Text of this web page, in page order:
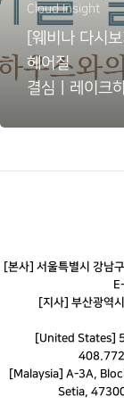
Cloud Insight
[웨비나 다시
헤어질
결심ㅣ레이크
[본사] 서울특별시 강남
[지사] 부산광역
[United States]
[Malaysia] A-3A,
Setia,